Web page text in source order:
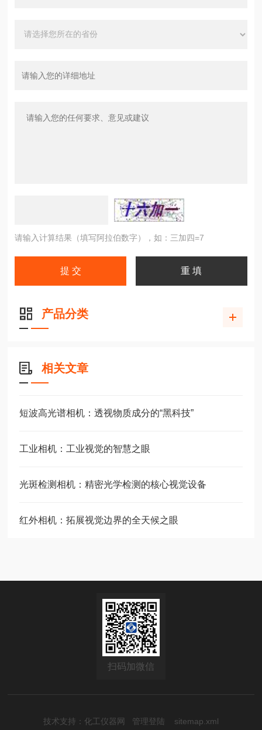
请输入计算结果（填写阿拉伯数字），如：三加四=7
产品分类
相关文章
短波高光谱相机：透视物质成分的“黑科技”
工业相机：工业视觉的智慧之眼
光斑检测相机：精密光学检测的核心视觉设备
红外相机：拓展视觉边界的全天候之眼
扫码加微信
技术支持： 化工仪器网 管理登陆 sitemap.xml